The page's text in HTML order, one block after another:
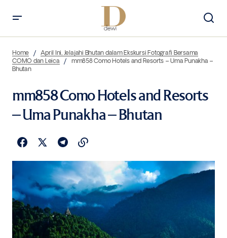
Home
April Ini, Jelajahi Bhutan dalam Ekskursi Fotografi Bersama
COMO dan Leica
mm858 Como Hotels and Resorts – Uma Punakha –
Bhutan
mm858 Como Hotels and Resorts
– Uma Punakha – Bhutan